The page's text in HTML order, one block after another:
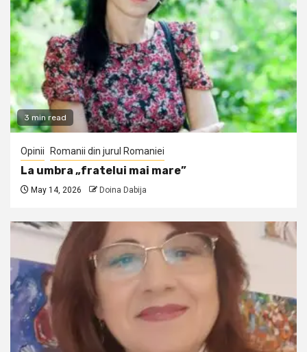
3 min read
Opinii Romanii din jurul Romaniei
La umbra „fratelui mai mare”
May 14, 2026 Doina Dabija